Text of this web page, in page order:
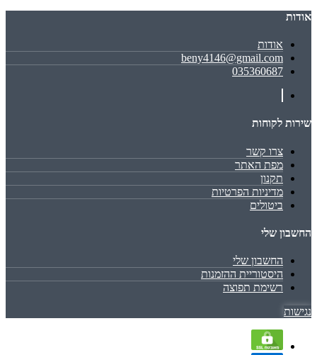
אודות
אודות
beny4146@gmail.com
035360687
שירות לקוחות
צרו קשר
מפת האתר
תקנון
מדיניות הפרטיות
ביטולים
החשבון שלי
החשבון שלי
היסטוריית ההזמנות
רשימת תפוצה
נגישות